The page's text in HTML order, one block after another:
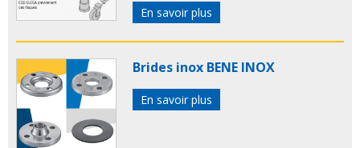
En savoir plus
Brides inox BENE INOX
En savoir plus